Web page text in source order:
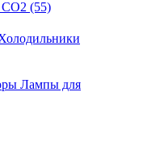
(55)
Лампы для